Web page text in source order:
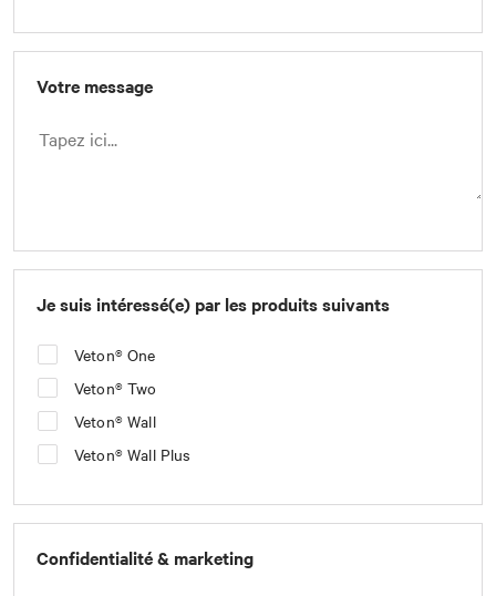
Votre message
Je suis intéressé(e) par les produits suivants
Veton® One
Veton® Two
Veton® Wall
Veton® Wall Plus
Confidentialité & marketing